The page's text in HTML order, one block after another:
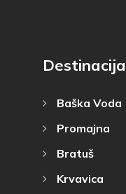
Destinacija
Baška Voda
Promajna
Bratuš
Krvavica